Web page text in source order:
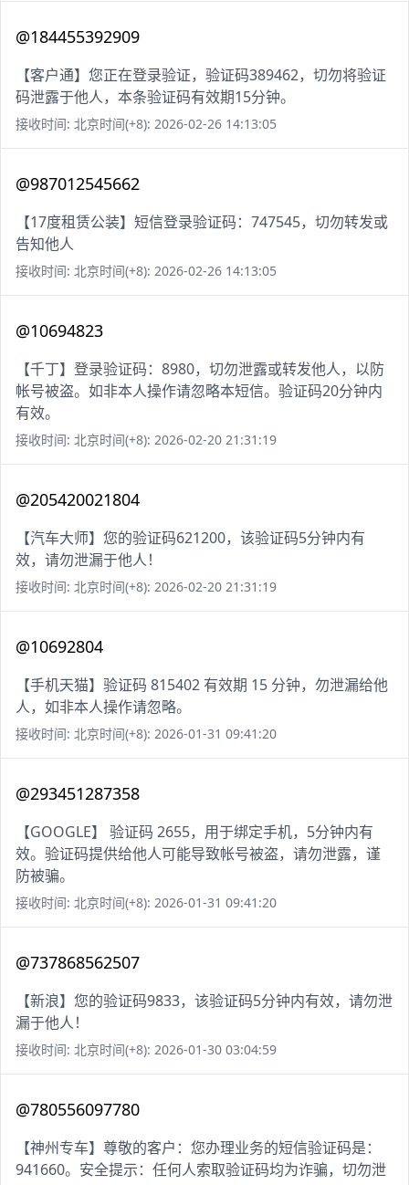
@184455392909
【客户通】您正在登录验证，验证码389462，切勿将验证
码泄露于他人，本条验证码有效期15分钟。
接收时间: 北京时间(+8): 2026-02-26 14:13:05
@987012545662
【17度租赁公装】短信登录验证码：747545，切勿转发或
告知他人
接收时间: 北京时间(+8): 2026-02-26 14:13:05
@10694823
【千丁】登录验证码：8980，切勿泄露或转发他人，以防
帐号被盗。如非本人操作请忽略本短信。验证码20分钟内
有效。
接收时间: 北京时间(+8): 2026-02-20 21:31:19
@205420021804
【汽车大师】您的验证码621200，该验证码5分钟内有
效，请勿泄漏于他人！
接收时间: 北京时间(+8): 2026-02-20 21:31:19
@10692804
【手机天猫】验证码 815402 有效期 15 分钟，勿泄漏给他
人，如非本人操作请忽略。
接收时间: 北京时间(+8): 2026-01-31 09:41:20
@293451287358
【GOOGLE】 验证码 2655，用于绑定手机，5分钟内有
效。验证码提供给他人可能导致帐号被盗，请勿泄露，谨
防被骗。
接收时间: 北京时间(+8): 2026-01-31 09:41:20
@737868562507
【新浪】您的验证码9833，该验证码5分钟内有效，请勿泄
漏于他人！
接收时间: 北京时间(+8): 2026-01-30 03:04:59
@780556097780
【神州专车】尊敬的客户：您办理业务的短信验证码是：
941660。安全提示：任何人索取验证码均为诈骗，切勿泄